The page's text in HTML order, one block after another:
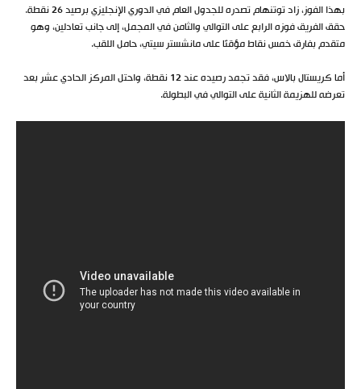
بهذا الفوز، زاد توتنهام تصدره للجدول العام في الدوري الإنجليزي برصيد 26 نقطة.
حقق الفريق فوزه الرابع على التوالي والثامن في المجمل، إلى جانب تعادلين، وهو
متقدم بفارق خمس نقاط مؤقتًا على مانشستر سيتي، حامل اللقب.
أما كريستال بالاس، فقد تجمد رصيده عند 12 نقطة، واحتل المركز الحادي عشر بعد
تعرضه للهزيمة الثانية على التوالي في البطولة.